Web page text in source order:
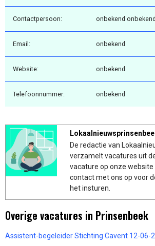
Contactpersoon: onbekend onbekend
Email: onbekend
Website: onbekend
Telefoonnummer: onbekend
De redactie van
verzamelt vacatures uit
vacature op onze website
contact met ons op voor
het insturen.
Overige vacatures in Prinsenbeek
Assistent-begeleider Stichting Cavent 12-06-